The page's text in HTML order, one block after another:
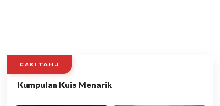
CARI TAHU
Kumpulan Kuis Menarik